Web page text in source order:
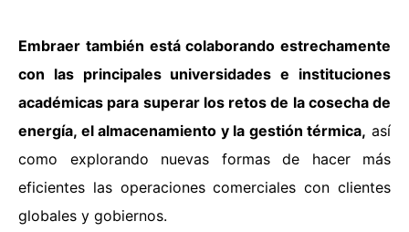
Embraer también está colaborando estrechamente
con las principales universidades e instituciones
académicas para superar los retos de la cosecha de
energía, el almacenamiento y la gestión térmica, así
como explorando nuevas formas de hacer más
eficientes las operaciones comerciales con clientes
globales y gobiernos.